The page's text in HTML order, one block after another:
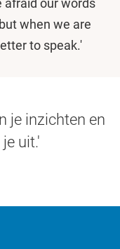
afraid our words
when we are
to speak.'
je inzichten en
uit.'